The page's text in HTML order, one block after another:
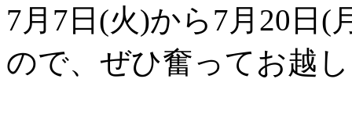
7月7日(火)から7月20日
ので、ぜひ奮ってお越